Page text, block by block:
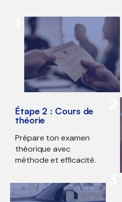
Étape 2 : Cours de
théorie
Prépare ton examen
théorique avec
méthode et efficacité.